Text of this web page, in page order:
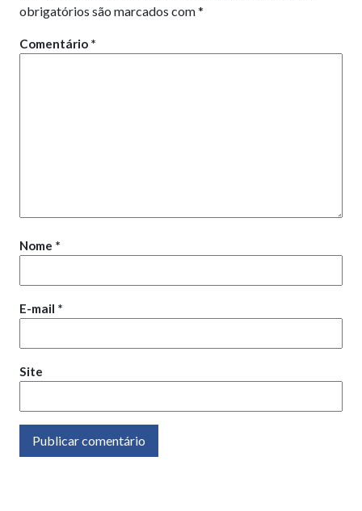
obrigatórios são marcados com*
Comentário *
Nome *
E-mail *
Site